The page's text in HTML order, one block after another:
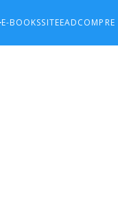
E-BOOKSSITEEAD